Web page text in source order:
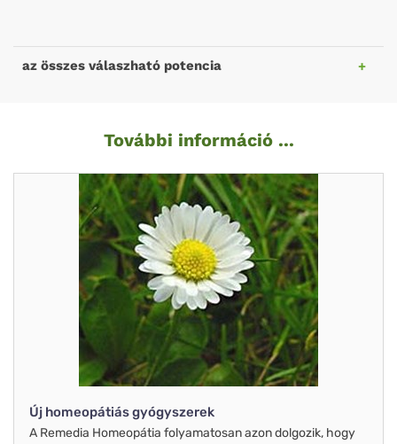
az összes válaszható potencia
További információ ...
Új homeopátiás gyógyszerek
A Remedia Homeopátia folyamatosan azon dolgozik, hogy